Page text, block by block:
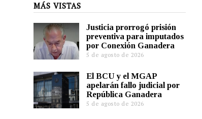
MÁS VISTAS
Justicia prorrogó prisión
preventiva para imputados
por Conexión Ganadera
5 de agosto de 2026
El BCU y el MGAP
apelarán fallo judicial por
República Ganadera
5 de agosto de 2026